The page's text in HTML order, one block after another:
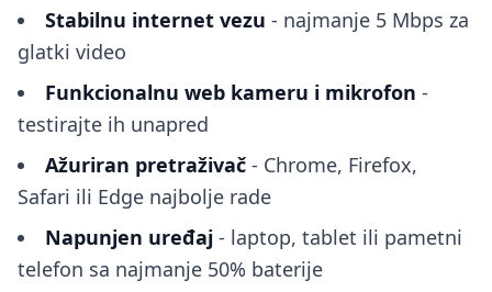
Stabilnu internet vezu - najmanje 5 Mbps za
glatki video
Funkcionalnu web kameru i mikrofon -
testirajte ih unapred
Ažuriran pretraživač - Chrome, Firefox,
Safari ili Edge najbolje rade
Napunjen uređaj - laptop, tablet ili pametni
telefon sa najmanje 50% baterije